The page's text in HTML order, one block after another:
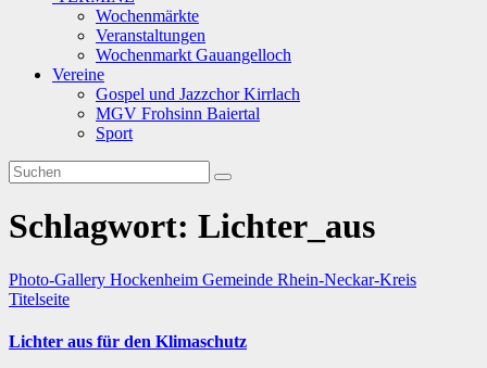
Wochenmärkte
Veranstaltungen
Wochenmarkt Gauangelloch
Vereine
Gospel und Jazzchor Kirrlach
MGV Frohsinn Baiertal
Sport
Schlagwort: Lichter_aus
Photo-Gallery Hockenheim Gemeinde Rhein-Neckar-Kreis
Titelseite
Lichter aus für den Klimaschutz